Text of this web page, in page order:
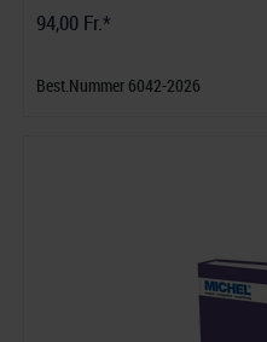
94,00 Fr.*
Best.Nummer 6042-2026